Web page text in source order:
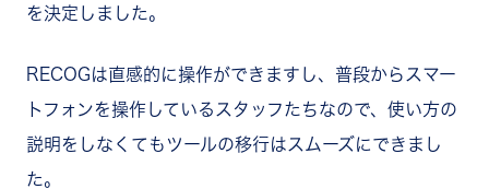
を決定しました。
RECOGは直感的に操作ができますし、普段からスマー
トフォンを操作しているスタッフたちなので、使い方の
説明をしなくてもツールの移行はスムーズにできまし
た。